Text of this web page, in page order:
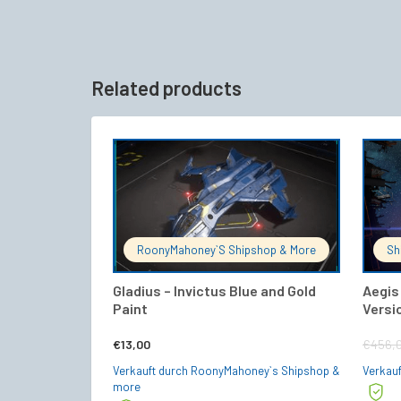
Related products
RoonyMahoney`s Shipshop & More
Gladius – Invictus Blue and Gold
Paint
€13,00
IN DEN WARENKORB
Verkauft durch RoonyMahoney`s Shipshop &
more
€